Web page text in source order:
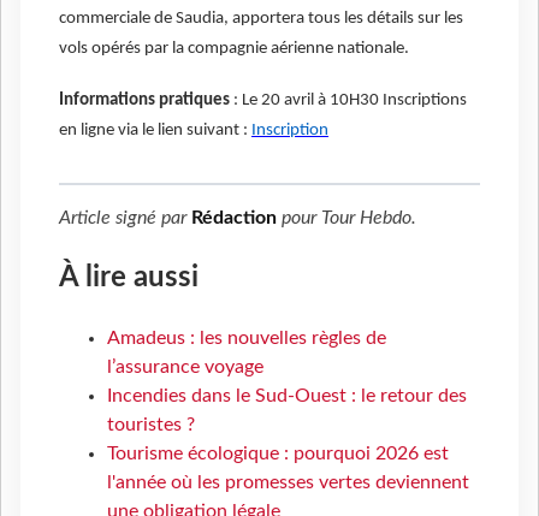
commerciale de Saudia, apportera tous les détails sur les
vols opérés par la compagnie aérienne nationale.
Informations pratiques : Le 20 avril à 10H30 Inscriptions
en ligne via le lien suivant : Inscription
Article signé par Rédaction pour Tour Hebdo.
À lire aussi
Amadeus : les nouvelles règles de
l’assurance voyage
Incendies dans le Sud-Ouest : le retour des
touristes ?
Tourisme écologique : pourquoi 2026 est
l'année où les promesses vertes deviennent
une obligation légale